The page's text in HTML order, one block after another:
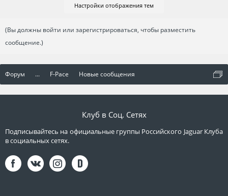
Настройки отображения тем
(Вы должны войти или зарегистрироваться, чтобы разместить
сообщение.)
Форум ... F-Pace Новые сообщения
Клуб в Соц. Сетях
Подписывайтесь на официальные группы Российского Jaguar Клуба
в социальных сетях.